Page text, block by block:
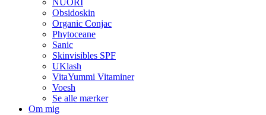
NUORI
Obsidoskin
Organic Conjac
Phytoceane
Sanic
Skinvisibles SPF
UKlash
VitaYummi Vitaminer
Voesh
Se alle mærker
Om mig